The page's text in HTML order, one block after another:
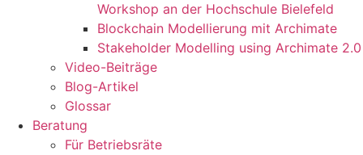
Workshop an der Hochschule Bielefeld
Blockchain Modellierung mit Archimate
Stakeholder Modelling using Archimate 2.0
Video-Beiträge
Blog-Artikel
Glossar
Beratung
Für Betriebsräte